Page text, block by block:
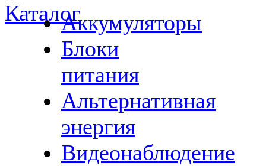
КаталогАккумуляторы
Блоки
питания
Альтернативная
энергия
Видеонаблюдение